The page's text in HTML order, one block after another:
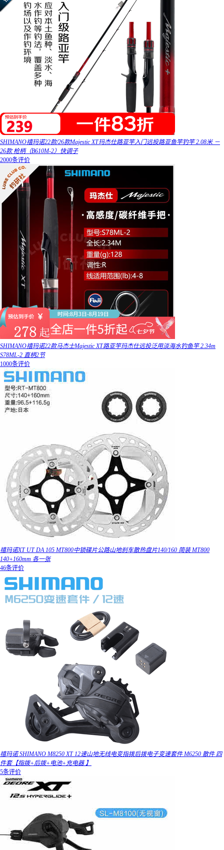
SHIMANO禧玛诺22款/26款Majestic XT玛杰仕路亚竿入门远投路亚鱼竿钓竿 2.08米 －
26款 枪柄（B610M-2）快调子
2000条评价
SHIMANO禧玛诺22款马杰士Majestic XT路亚竿玛杰仕远投泛用淡海水钓鱼竿 2.34m
S78ML-2 直柄2节
1000条评价
禧玛诺XT UT DA 105 MT800中锁碟片公路山地刹车散热盘片140/160 简装 MT800
140+160mm 各一张
46条评价
禧玛诺 SHIMANO M8250 XT 12速山地无线电变指拨后拨电子变速套件 M6250 散件 四
件套【指拨+后拨+电池+充电器 】
5条评价